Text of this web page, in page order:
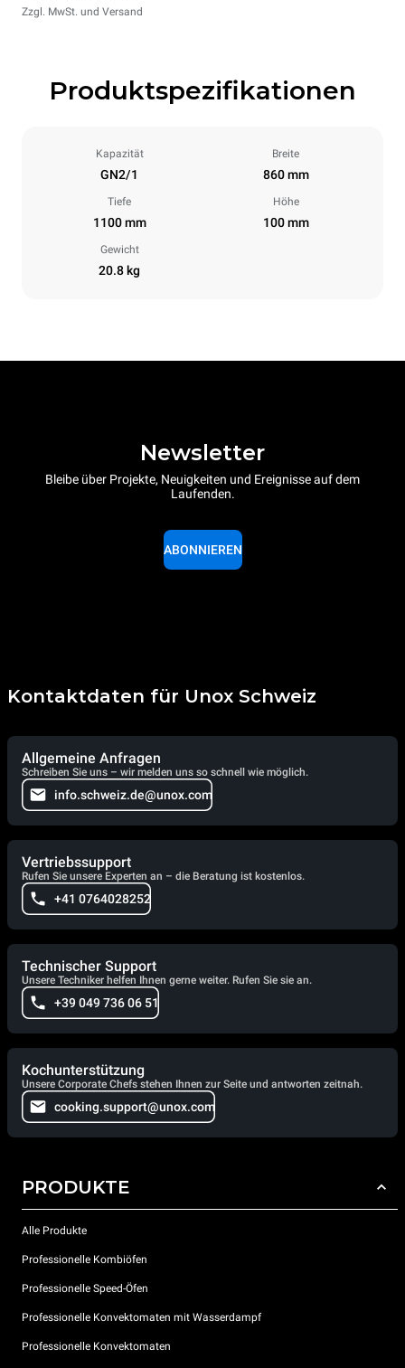
Zzgl. MwSt. und Versand
Produktspezifikationen
Kapazität
GN2/1
Breite
860 mm
Tiefe
1100 mm
Höhe
100 mm
Gewicht
20.8 kg
Newsletter
Bleibe über Projekte, Neuigkeiten und Ereignisse auf dem
Laufenden.
ABONNIEREN
Kontaktdaten für Unox Schweiz
Allgemeine Anfragen
Schreiben Sie uns – wir melden uns so schnell wie möglich.
info.schweiz.de@unox.com
Vertriebssupport
Rufen Sie unsere Experten an – die Beratung ist kostenlos.
+41 0764028252
Technischer Support
Unsere Techniker helfen Ihnen gerne weiter. Rufen Sie sie an.
+39 049 736 06 51
Kochunterstützung
Unsere Corporate Chefs stehen Ihnen zur Seite und antworten zeitnah.
cooking.support@unox.com
PRODUKTE
Alle Produkte
Professionelle Kombiöfen
Professionelle Speed-Öfen
Professionelle Konvektomaten mit Wasserdampf
Professionelle Konvektomaten